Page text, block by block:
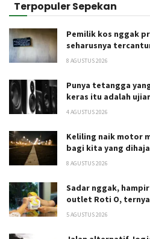
Terpopuler Sepekan
Pemilik kos nggak
seharusnya
8 AGUSTUS 2026
Punya tetangga
keras itu adalah
4 AGUSTUS 2026
Keliling naik motor
bagi kita yang
8 AGUSTUS 2026
Sadar nggak,
outlet Roti O,
5 AGUSTUS 2026